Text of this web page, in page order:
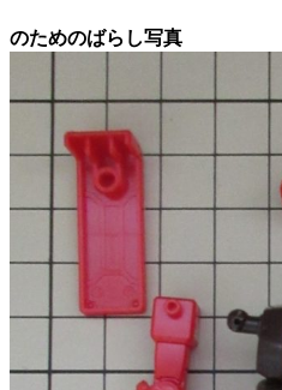
のためのばらし写真